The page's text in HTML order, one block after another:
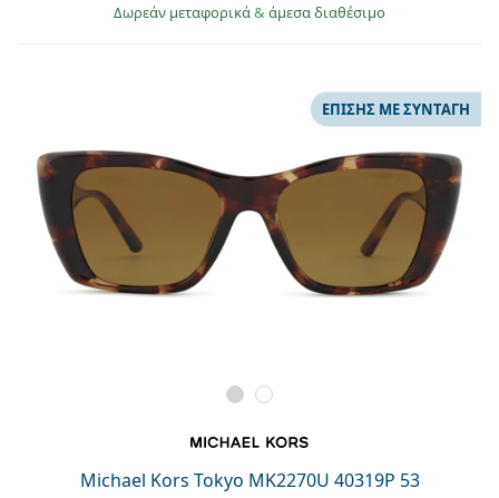
Δωρεάν μεταφορικά& άμεσα διαθέσιμο
Michael Kors Tokyo MK2270U 40319P 53
ΕΠΊΣΗΣ ΜΕ ΣΥΝΤΑΓΉ